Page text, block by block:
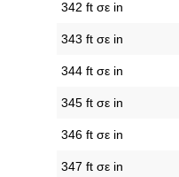
342 ft σε in
343 ft σε in
344 ft σε in
345 ft σε in
346 ft σε in
347 ft σε in